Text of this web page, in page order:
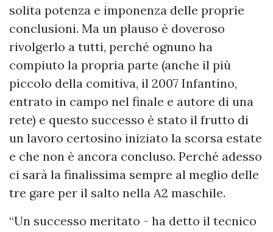
solita potenza e imponenza delle proprie
conclusioni. Ma un plauso è doveroso
rivolgerlo a tutti, perché ognuno ha
compiuto la propria parte (anche il più
piccolo della comitiva, il 2007 Infantino,
entrato in campo nel finale e autore di una
rete) e questo successo è stato il frutto di
un lavoro certosino iniziato la scorsa estate
e che non è ancora concluso. Perché adesso
ci sarà la finalissima sempre al meglio delle
tre gare per il salto nella A2 maschile.
“Un successo meritato - ha detto il tecnico